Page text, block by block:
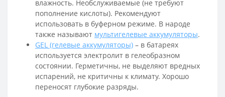
влажность. Необслуживаемые (не требуют
пополнение кислоты). Рекомендуют
использовать в буферном режиме. В народе
также называют мультигелевые аккумуляторы.
GEL (гелевые аккумуляторы) – в батареях
используется электролит в гелеобразном
состоянии. Герметичны, не выделяют вредных
испарений, не критичны к климату. Хорошо
переносят глубокие разряды.